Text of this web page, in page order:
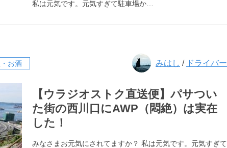
私は元気です。元気すぎて駐車場か…
お酒 みはし / ドライバー
【ウラジオストク直送便】パサつい
た街の西川口にAWP（悶絶）は実在
した！
みなさまお元気にされてますか？ 私は元気です。元気すぎて